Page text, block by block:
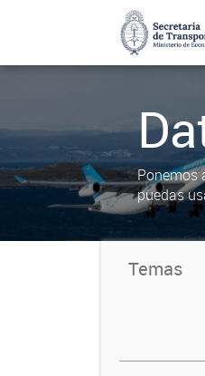
Ponemos
puedas
Temas